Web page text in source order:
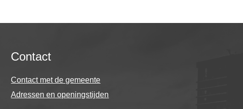
Contact
Contact met de gemeente
Adressen en openingstijden